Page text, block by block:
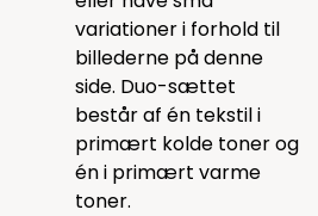
variationer i forhold til
billederne på denne
side. Duo-sættet
består af én tekstil i
primært kolde toner og
én i primært varme
toner.